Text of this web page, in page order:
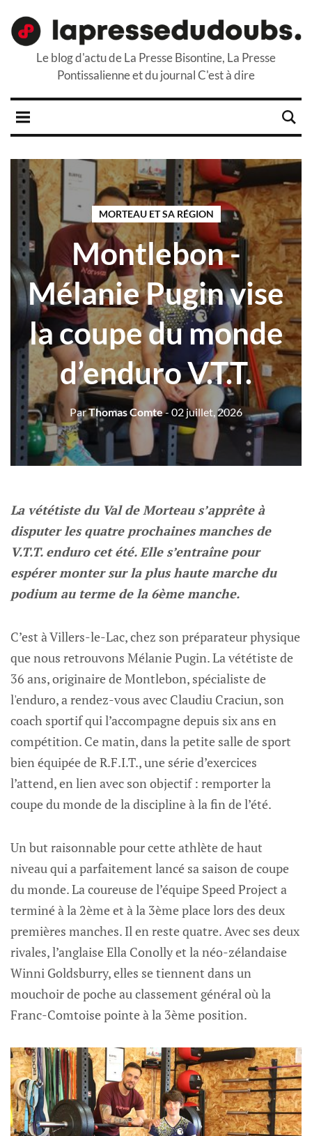
Le blog d'actu de La Presse Bisontine, La Presse
Pontissalienne et du journal C'est à dire
MORTEAU ET SA RÉGION
Montlebon -
Mélanie Pugin vise
la coupe du monde
d’enduro V.T.T.
ParThomas Comte- 02 juillet, 2026
La vététiste du Val de Morteau s’apprête à
disputer les quatre prochaines manches de
V.T.T. enduro cet été. Elle s’entraîne pour
espérer monter sur la plus haute marche du
podium au terme de la 6ème manche.
C’est à Villers-le-Lac, chez son préparateur physique
que nous retrouvons Mélanie Pugin. La vététiste de
36 ans, originaire de Montlebon, spécialiste de
l'enduro, a rendez-vous avec Claudiu Craciun, son
coach sportif qui l’accompagne depuis six ans en
compétition. Ce matin, dans la petite salle de sport
bien équipée de R.F.I.T., une série d’exercices
l’attend, en lien avec son objectif : remporter la
coupe du monde de la discipline à la fin de l’été.
Un but raisonnable pour cette athlète de haut
niveau qui a parfaitement lancé sa saison de coupe
du monde. La coureuse de l’équipe Speed Project a
terminé à la 2ème et à la 3ème place lors des deux
premières manches. Il en reste quatre. Avec ses deux
rivales, l’anglaise Ella Conolly et la néo-zélandaise
Winni Goldsburry, elles se tiennent dans un
mouchoir de poche au classement général où la
Franc-Comtoise pointe à la 3ème position.